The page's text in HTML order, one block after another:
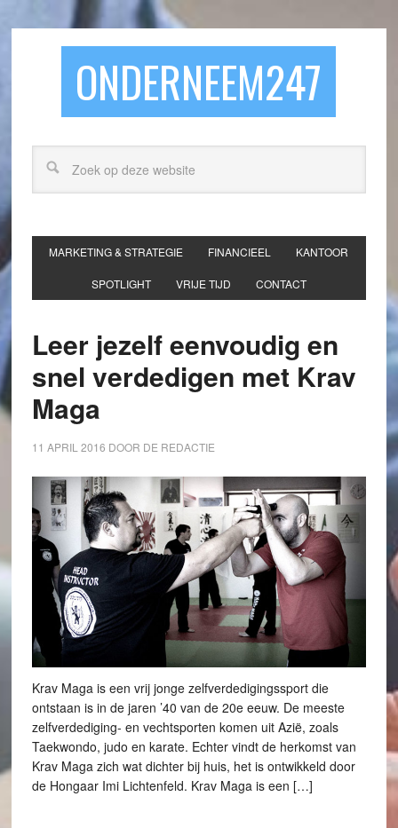
ONDERNEEM247
MARKETING & STRATEGIE FINANCIEEL KANTOOR
SPOTLIGHT VRIJE TIJD CONTACT
Leer jezelf eenvoudig en
snel verdedigen met Krav
Maga
11 APRIL 2016 DOOR DE REDACTIE
Krav Maga is een vrij jonge zelfverdedigingssport die
ontstaan is in de jaren ’40 van de 20e eeuw. De meeste
zelfverdediging- en vechtsporten komen uit Azië, zoals
Taekwondo, judo en karate. Echter vindt de herkomst van
Krav Maga zich wat dichter bij huis, het is ontwikkeld door
de Hongaar Imi Lichtenfeld. Krav Maga is een […]